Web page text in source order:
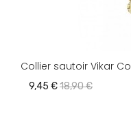
Collier sautoir Vikar
9,45 €18,90 €